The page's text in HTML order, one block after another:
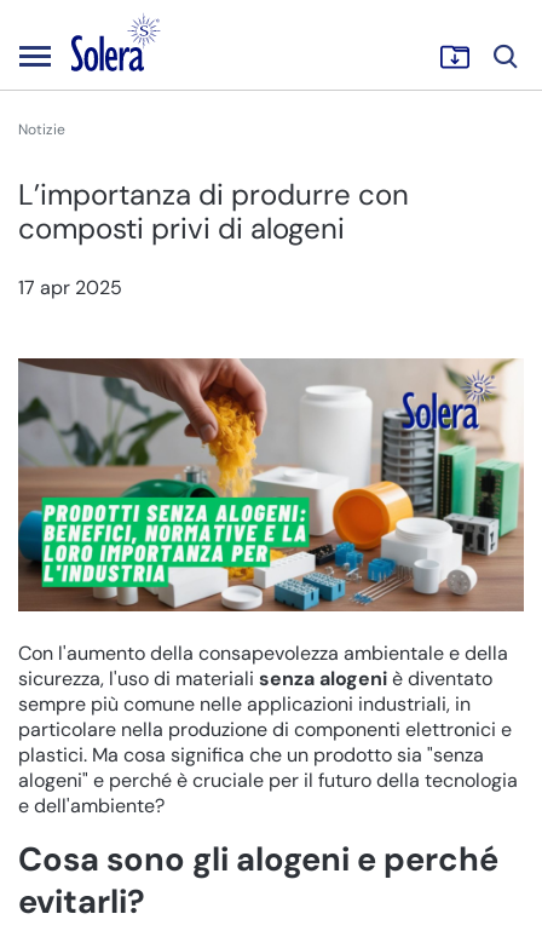
Notizie
L’importanza di produrre con
composti privi di alogeni
17 apr 2025
Con l'aumento della consapevolezza ambientale e della
sicurezza, l'uso di materiali senza alogeniè diventato
sempre più comune nelle applicazioni industriali, in
particolare nella produzione di componenti elettronici e
plastici. Ma cosa significa che un prodotto sia "senza
alogeni" e perché è cruciale per il futuro della tecnologia
e dell'ambiente?
Cosa sono gli alogeni e perché
evitarli?